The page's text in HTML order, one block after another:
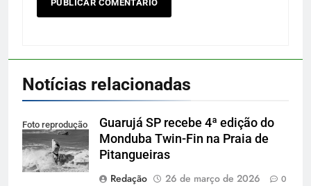
Notícias relacionadas
Foto reprodução
Guarujá SP recebe 4ª edição do
Monduba Twin-Fin na Praia de
Pitangueiras
Redação
26 de março de 2026 0